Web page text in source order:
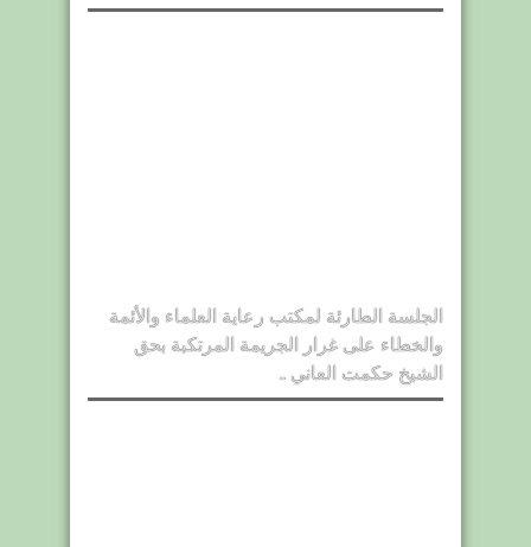
الجلسة الطارئة لمكتب رعاية العلماء والأئمة
والخطاء على غرار الجريمة المرتكبة بحق
الشيخ حكمت العاني ..